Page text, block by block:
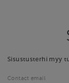
Sisustusterhi myy
Contact email